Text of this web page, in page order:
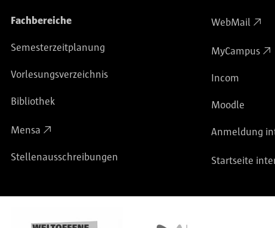
Fachbereiche
Semesterzeitplanung
Vorlesungsverzeichnis
Bibliothek
Mensa
Stellenausschreibungen
WebMail
MyCampus
Incom
Moodle
Anmeldung
Startseite